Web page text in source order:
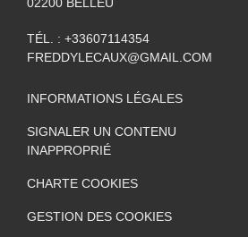
TÉL. : +33607114354
FREDDYLECAUX@GMAIL.COM
INFORMATIONS LÉGALES
SIGNALER UN CONTENU
INAPPROPRIÉ
CHARTE COOKIES
GESTION DES COOKIES